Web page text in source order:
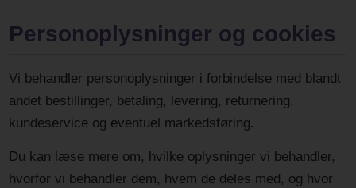
Personoplysninger og cookies
Vi behandler personoplysninger i forbindelse med blandt
andet bestillinger, betaling, levering, returnering,
kundeservice og eventuel markedsføring.
Du kan læse mere om, hvilke oplysninger vi behandler,
hvorfor vi behandler dem, hvem de deles med, og hvor